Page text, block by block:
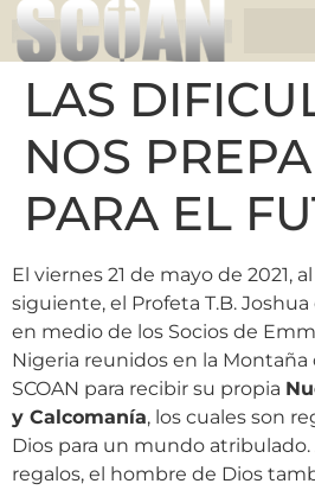
LAS
NOS
PARA EL
El viernes 21 de mayo de 2021,
siguiente, el Profeta T.B.
en medio de los Socios de
Nigeria reunidos en la Montaña
SCOAN para recibir su propia
y Calcomanía, los cuales son
Dios para un mundo
regalos, el hombre de Dios